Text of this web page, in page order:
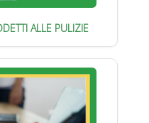
ALLE PULIZIE